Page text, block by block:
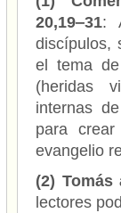
20,19‒31:
discípulos,
el tema
(heridas
internas
para
evangelio
(2)
lectores